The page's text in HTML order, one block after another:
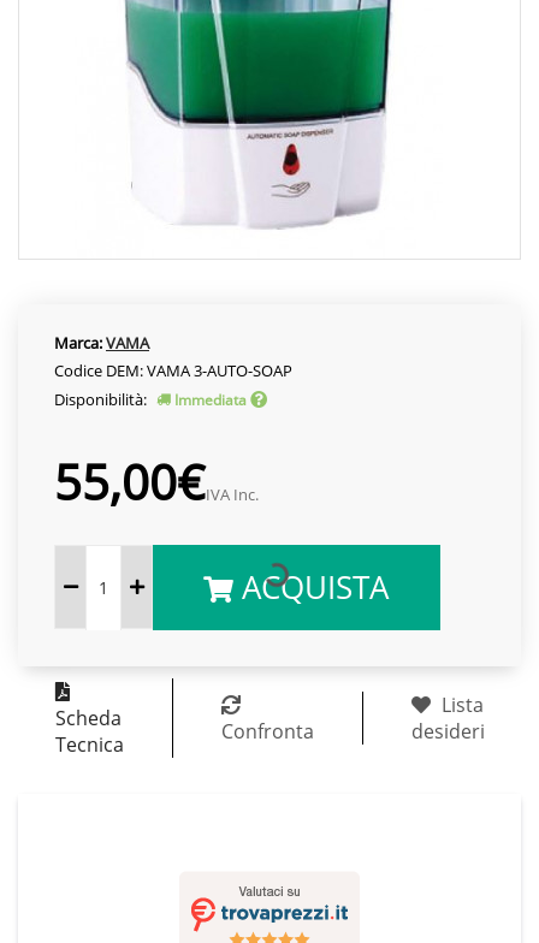
Marca:VAMA
Codice DEM: VAMA 3-AUTO-SOAP
Disponibilità:
Immediata
55,00€IVA Inc.
ACQUISTA
Scheda
Tecnica
Confronta
Lista
desideri